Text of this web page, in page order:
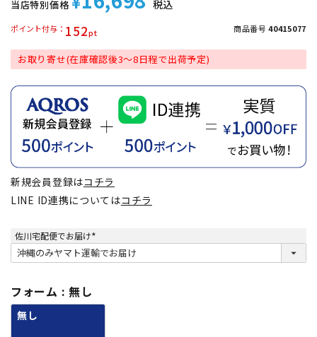
当店特別価格 税込
152
ポイント付与 商品番号 40415077
お取り寄せ(在庫確認後3～8日程で出荷予定)
新規会員登録はコチラ
LINE ID連携についてはコチラ
佐川宅配便でお届け
(
必
須
フォーム 無し
無し